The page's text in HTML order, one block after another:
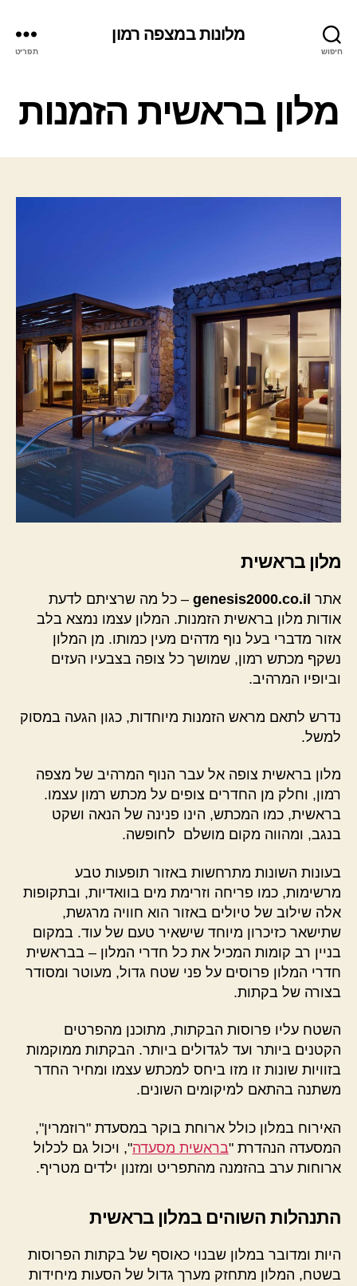
חיפוש
מלונות במצפה רמון
תפריט
ק
ט
מלון בראשית הזמנות
מלון בראשית
אתר genesis2000.co.il – כל מה שרציתם לדעת
אודות מלון בראשית הזמנות. המלון עצמו נמצא בלב
אזור מדברי בעל נוף מדהים מעין כמותו. מן המלון
נשקף מכתש רמון, שמושך כל צופה בצבעיו העזים
וביופיו המרהיב.
נדרש לתאם מראש הזמנות מיוחדות, כגון הגעה במסוק
למשל.
מלון בראשית צופה אל עבר הנוף המרהיב של מצפה
רמון, וחלק מן החדרים צופים על מכתש רמון עצמו.
בראשית, כמו המכתש, הינו פנינה של הנאה ושקט
בנגב, ומהווה מקום מושלם לחופשה.
בעונות השונות מתרחשות באזור תופעות טבע
מרשימות, כמו פריחה וזרימת מים בוואדיות, ובתקופות
אלה שילוב של טיולים באזור הוא חוויה מרגשת,
שתישאר כזיכרון מיוחד שישאיר טעם של עוד. במקום
בניין רב קומות המכיל את כל חדרי המלון – בבראשית
חדרי המלון פרוסים על פני שטח גדול, מעוטר ומסודר
בצורה של בקתות.
השטח עליו פרוסות הבקתות, מתוכנן מהפרטים
הקטנים ביותר ועד לגדולים ביותר. הבקתות ממוקמות
בזוויות שונות זו מזו ביחס למכתש עצמו ומחיר החדר
משתנה בהתאם למיקומים השונים.
האירוח במלון כולל ארוחת בוקר במסעדת "רוזמרין",
המסעדה הנהדרת "בראשית מסעדה", ויכול גם לכלול
ארוחות ערב בהזמנה מהתפריט ומזנון ילדים מטריף.
התנהלות השוהים במלון בראשית
היות ומדובר במלון שבנוי כאוסף של בקתות הפרוסות
בשטח, המלון מתחזק מערך גדול של הסעות מיחידות